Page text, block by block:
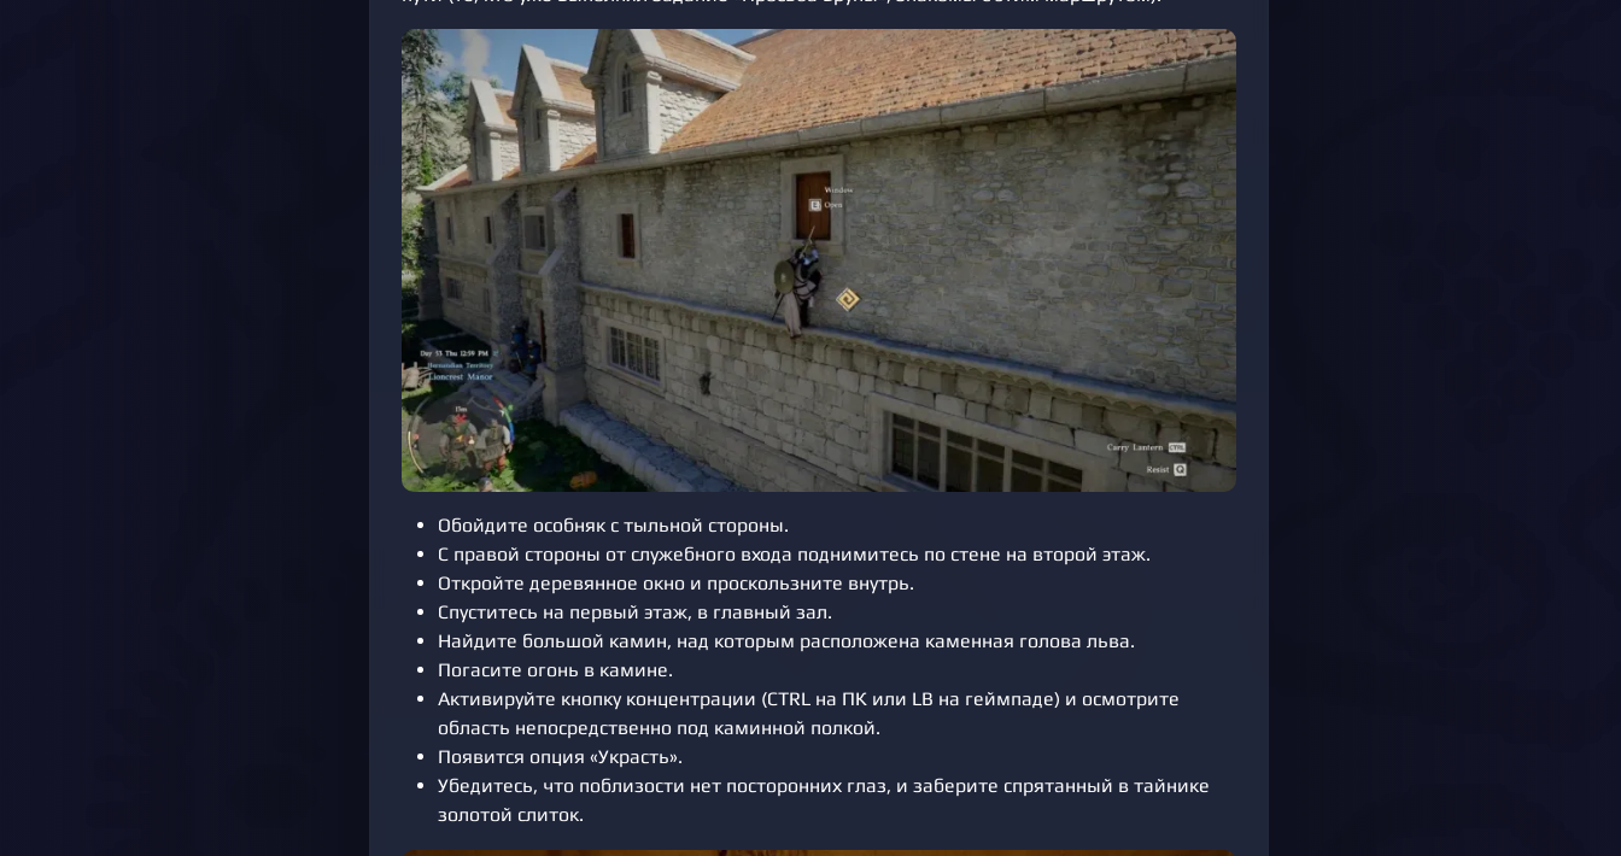
Обойдите особняк с тыльной стороны.
С правой стороны от служебного входа поднимитесь по стене на второй этаж.
Откройте деревянное окно и проскользните внутрь.
Спуститесь на первый этаж, в главный зал.
Найдите большой камин, над которым расположена каменная голова льва.
Погасите огонь в камине.
Активируйте кнопку концентрации (CTRL на ПК или LB на геймпаде) и осмотрите
область непосредственно под каминной полкой.
Появится опция «Украсть».
Убедитесь, что поблизости нет посторонних глаз, и заберите спрятанный в тайнике
золотой слиток.